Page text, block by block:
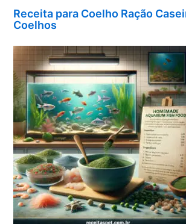
Receita para Coelho Ração
Coelhos